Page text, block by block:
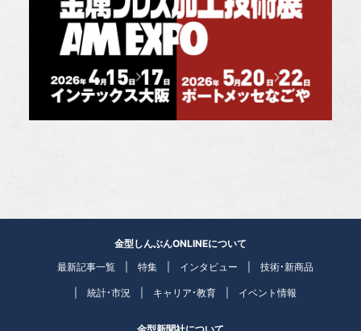
金型しんぶんONLINEについて
最新記事一覧
特集 インタビュー 技術・新商品
統計・市況 キャリア・教育 イベント情報